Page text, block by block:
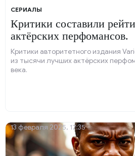
СЕРИАЛЫ
Критики составили
актёрских перфомансов.
Критики авторитетного издания
из тысячи лучших актёрских
века.
13 февраля 2025, 17:35